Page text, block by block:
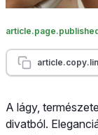
A lágy,
divatból.